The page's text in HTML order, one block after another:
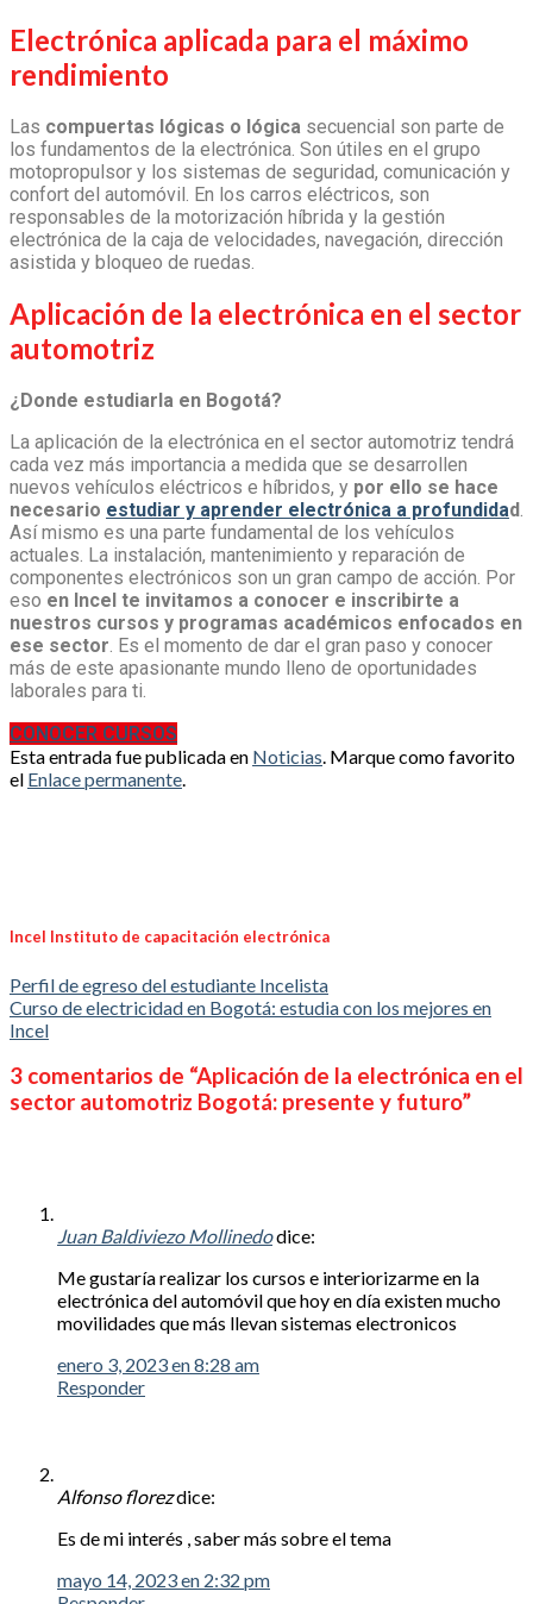
Electrónica aplicada para el máximo
rendimiento
Las compuertas lógicas o lógica secuencial son parte de
los fundamentos de la electrónica. Son útiles en el grupo
motopropulsor y los sistemas de seguridad, comunicación y
confort del automóvil. En los carros eléctricos, son
responsables de la motorización híbrida y la gestión
electrónica de la caja de velocidades, navegación, dirección
asistida y bloqueo de ruedas.
Aplicación de la electrónica en el sector
automotriz
¿Donde estudiarla en Bogotá?
La aplicación de la electrónica en el sector automotriz tendrá
cada vez más importancia a medida que se desarrollen
nuevos vehículos eléctricos e híbridos, y por ello se hace
necesario estudiar y aprender electrónica a profundidad.
Así mismo es una parte fundamental de los vehículos
actuales. La instalación, mantenimiento y reparación de
componentes electrónicos son un gran campo de acción. Por
eso en Incel te invitamos a conocer e inscribirte a
nuestros cursos y programas académicos enfocados en
ese sector. Es el momento de dar el gran paso y conocer
más de este apasionante mundo lleno de oportunidades
laborales para ti.
CONOCER CURSOS
Esta entrada fue publicada en Noticias. Marque como favorito
el Enlace permanente.
Incel Instituto de capacitación electrónica
Perfil de egreso del estudiante Incelista
Curso de electricidad en Bogotá: estudia con los mejores en
Incel
3 comentarios de “Aplicación de la electrónica en el
sector automotriz Bogotá: presente y futuro”
Juan Baldiviezo Mollinedodice:
Me gustaría realizar los cursos e interiorizarme en la
electrónica del automóvil que hoy en día existen mucho
movilidades que más llevan sistemas electronicos
enero 3, 2023 en 8:28 am
Responder
Alfonso florezdice:
Es de mi interés , saber más sobre el tema
mayo 14, 2023 en 2:32 pm